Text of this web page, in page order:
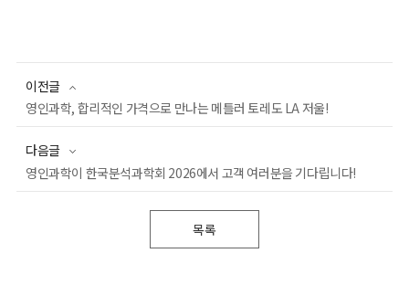
이전글
영인과학, 합리적인 가격으로 만나는 메틀러 토레도 LA 저울!
다음글
영인과학이 한국분석과학회 2026에서 고객 여러분을 기다립니다!
목록